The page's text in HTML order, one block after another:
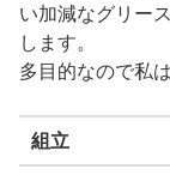
い加減なグリー
します。
多目的なので私は
組立